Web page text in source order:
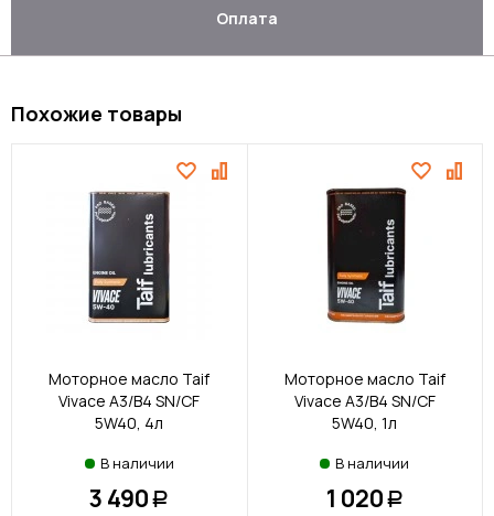
Оплата
Похожие товары
Моторное масло Taif
Vivace A3/B4 SN/CF
5W40, 4л
В наличии
3 490 Р
Моторное масло Taif
Vivace A3/B4 SN/CF
5W40, 1л
В наличии
1 020 Р